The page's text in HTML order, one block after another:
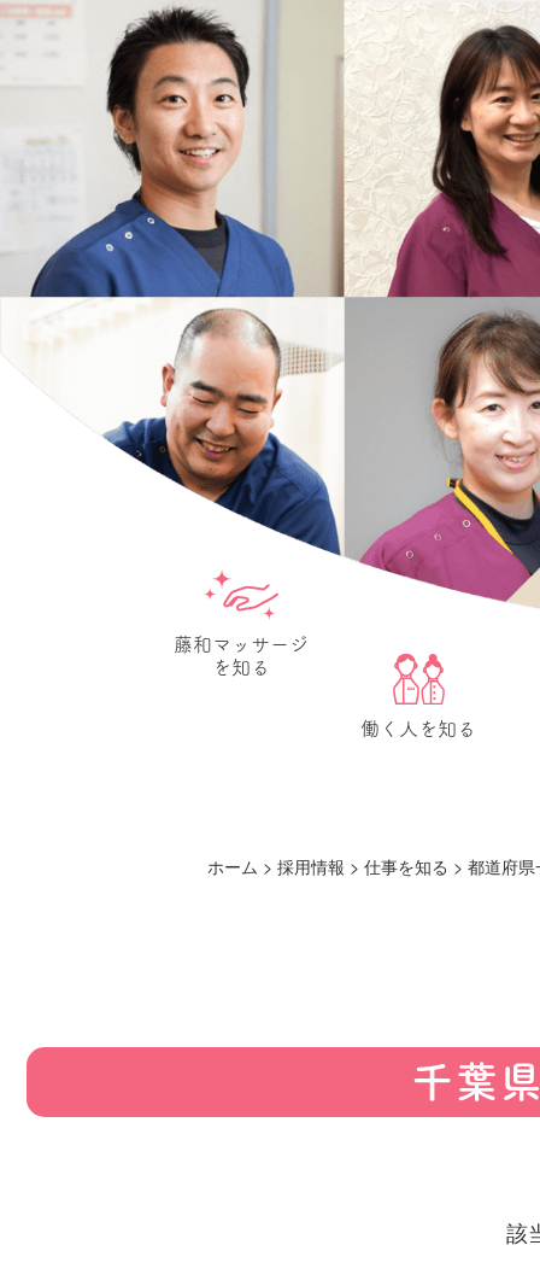
藤和マッサージ
を知る
働く人を知る
ホーム > 採用情報 > 仕事を知る > 都道府県
千葉
該